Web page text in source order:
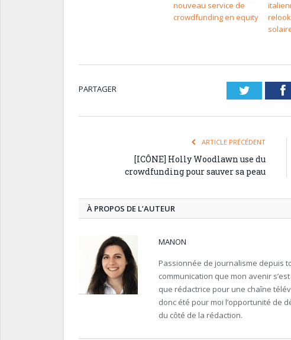
nouveau service de
crowdfunding en equity
PARTAGER Twitter
ARTICLE PRÉCÉDENT
[ICÔNE] Holly Woodlawn use du
crowdfunding pour sauver sa peau
À PROPOS DE L’AUTEUR
MANON
Passionnée de journalisme depuis
communication que mon avenir
que rédactrice pour une chaîne
donc été pour moi l’opportunité de
du côté de la rédaction.